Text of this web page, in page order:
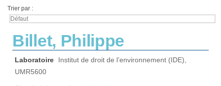
Trier par :
Billet, Philippe
Laboratoire
Institut de droit de l’environnement (IDE),
UMR5600